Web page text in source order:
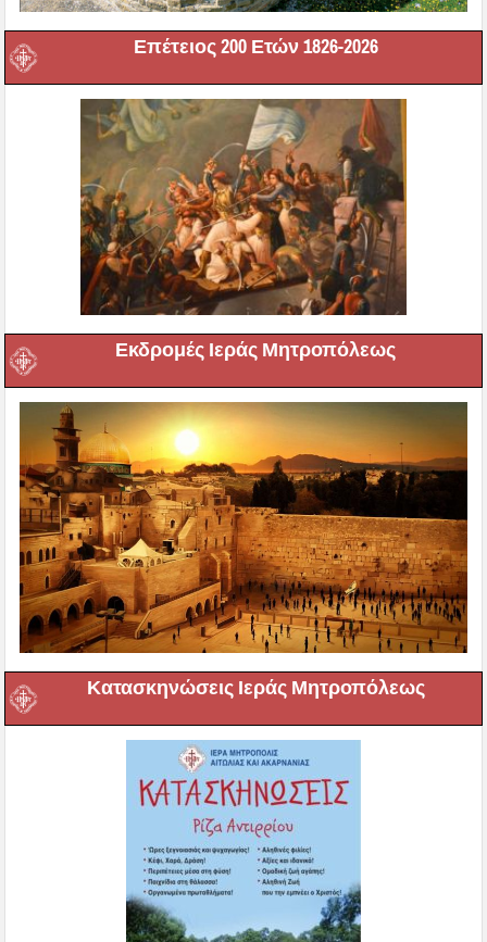
Επέτειος 200 Ετών 1826-2026
Εκδρομές Ιεράς Μητροπόλεως
Κατασκηνώσεις Ιεράς Μητροπόλεως